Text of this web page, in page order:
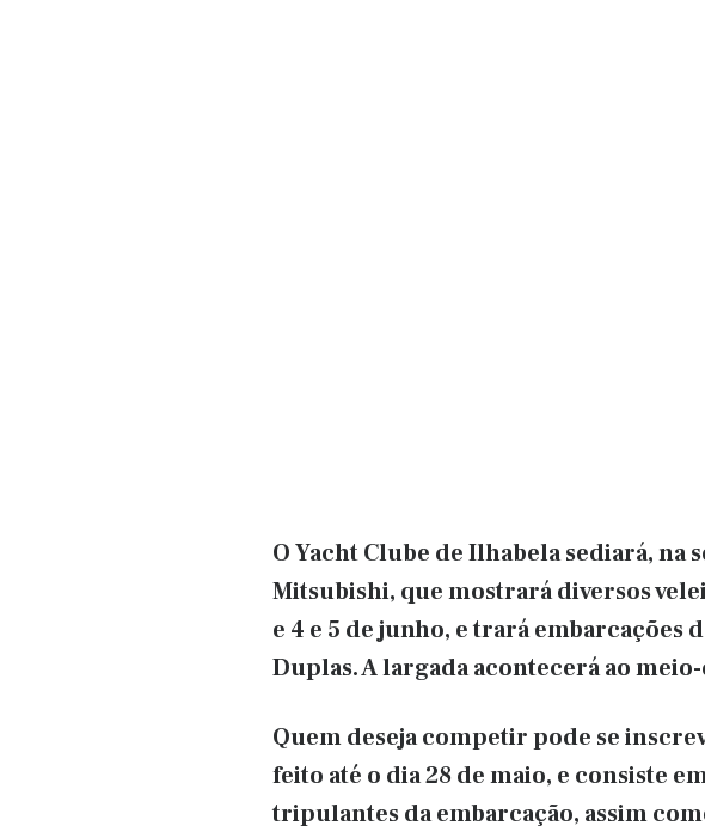
O Yacht Clube de Ilhabela sediará, na
Mitsubishi, que mostrará diversos
e 4 e 5 de junho, e trará embarcações
Duplas. A largada acontecerá ao
Quem deseja competir pode se
feito até o dia 28 de maio, e consiste
tripulantes da embarcação, assim